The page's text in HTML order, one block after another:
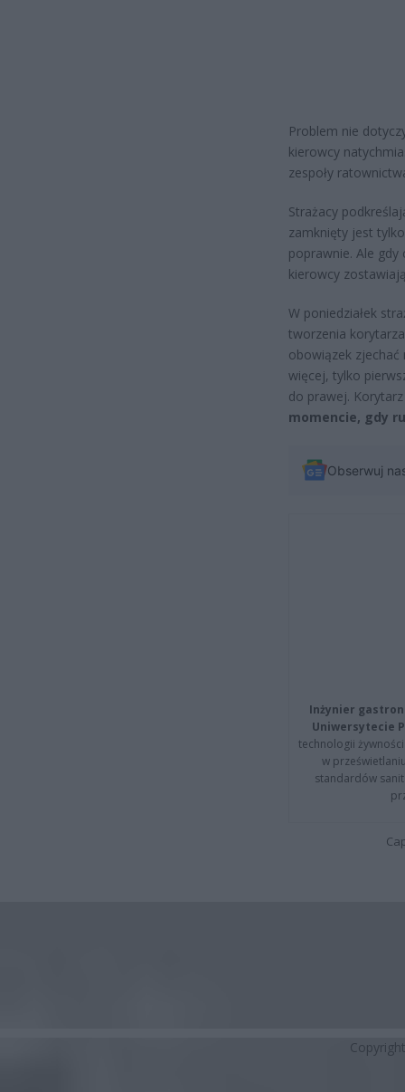
Problem nie
kierowcy
zespoły
Strażacy
zamknięty jest
poprawnie. Ale
kierowcy
W poniedziałek
tworzenia
obowiązek
więcej, tylko
do prawej.
momencie, gdy
Obserwuj
Inżynier
Uniwersytecie
technologii
w
standardów